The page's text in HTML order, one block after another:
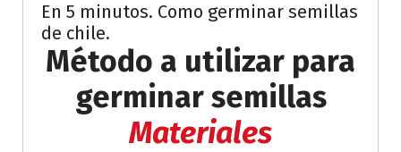
En 5 minutos. Como germinar semillas
de chile.
Método a utilizar para
germinar semillas
Materiales